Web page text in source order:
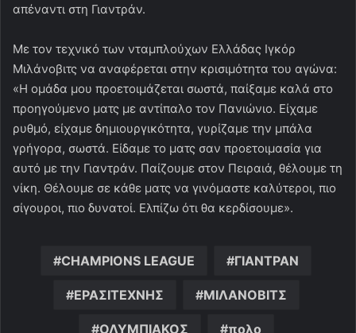
απέναντι στη Γιαντράν.
Με τον τεχνικό των νταμπλούχων Ελλάδας Ιγκόρ
Μιλάνοβιτς να αναφέρεται στην κρισιμότητα του αγώνα:
«Η ομάδα μου προετοιμάζεται σωστά, παίξαμε καλά στο
προηγούμενο ματς με αντίπαλο τον Πανιώνιο. Είχαμε
ρυθμό, είχαμε δημιουργικότητα, γυρίζαμε την μπάλα
γρήγορα, σωστά. Είδαμε το ματς σαν προετοιμασία για
αυτό με την Γιαντράν. Παίζουμε στον Πειραιά, θέλουμε τη
νίκη. Θέλουμε σε κάθε ματς να γινόμαστε καλύτεροι, πιο
σίγουροι, πιο δυνατοί. Ελπίζω ότι θα κερδίσουμε».
CHAMPIONS LEAGUE ΓΙΑΝΤΡΑΝ
ΕΡΑΣΙΤΕΧΝΗΣ ΜΙΛΑΝΟΒΙΤΣ
ΟΛΥΜΠΙΑΚΟΣ πολο